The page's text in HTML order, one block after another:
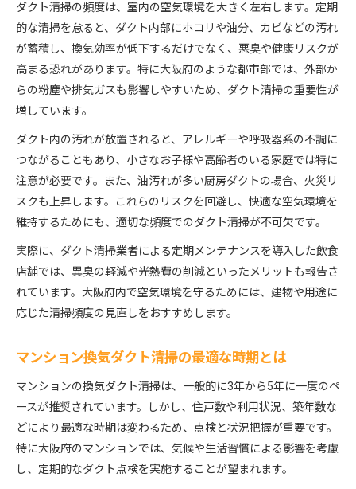
ダクト清掃の頻度は、室内の空気環境を大きく左右します。定期
的な清掃を怠ると、ダクト内部にホコリや油分、カビなどの汚れ
が蓄積し、換気効率が低下するだけでなく、悪臭や健康リスクが
高まる恐れがあります。特に大阪府のような都市部では、外部か
らの粉塵や排気ガスも影響しやすいため、ダクト清掃の重要性が
増しています。
ダクト内の汚れが放置されると、アレルギーや呼吸器系の不調に
つながることもあり、小さなお子様や高齢者のいる家庭では特に
注意が必要です。また、油汚れが多い厨房ダクトの場合、火災リ
スクも上昇します。これらのリスクを回避し、快適な空気環境を
維持するためにも、適切な頻度でのダクト清掃が不可欠です。
実際に、ダクト清掃業者による定期メンテナンスを導入した飲食
店舗では、異臭の軽減や光熱費の削減といったメリットも報告さ
れています。大阪府内で空気環境を守るためには、建物や用途に
応じた清掃頻度の見直しをおすすめします。
マンション換気ダクト清掃の最適な時期とは
マンションの換気ダクト清掃は、一般的に3年から5年に一度のペ
ースが推奨されています。しかし、住戸数や利用状況、築年数な
どにより最適な時期は変わるため、点検と状況把握が重要です。
特に大阪府のマンションでは、気候や生活習慣による影響を考慮
し、定期的なダクト点検を実施することが望まれます。